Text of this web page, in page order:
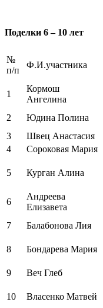
Поделки 6 – 10 лет
№
п/п
Ф.И.участника
1
Кормош
Ангелина
2 Юдина Полина
3
Швец Анастасия
4
Сороковая Мария
5 Курган Алина
6
Андреева
Елизавета
7 Балабонова Лия
8 Бондарева Мария
9 Веч Глеб
10 Власенко Матвей